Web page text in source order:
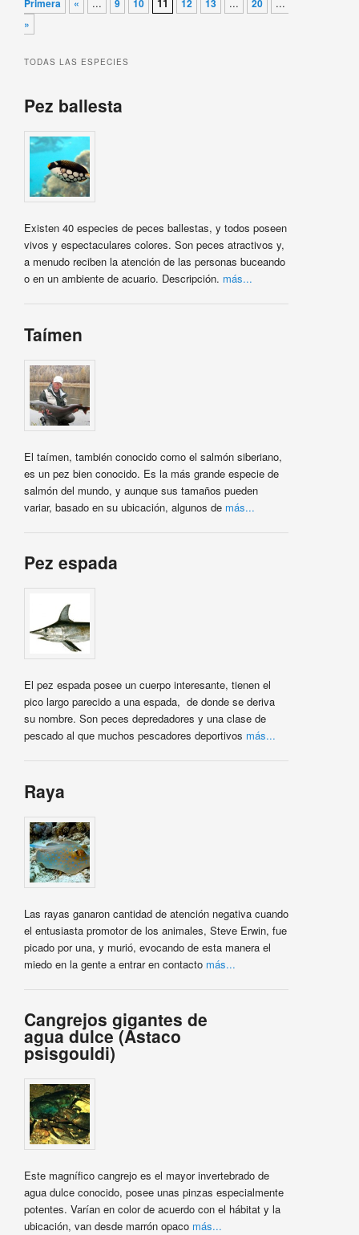
Primera
« 9 10 12 13 20
»
TODAS LAS ESPECIES
Pez ballesta
Existen 40 especies de peces ballestas, y todos poseen
vivos y espectaculares colores. Son peces atractivos y,
a menudo reciben la atención de las personas buceando
o en un ambiente de acuario. Descripción. más...
Taímen
El taímen, también conocido como el salmón siberiano,
es un pez bien conocido. Es la más grande especie de
salmón del mundo, y aunque sus tamaños pueden
variar, basado en su ubicación, algunos de más...
Pez espada
El pez espada posee un cuerpo interesante, tienen el
pico largo parecido a una espada, de donde se deriva
su nombre. Son peces depredadores y una clase de
pescado al que muchos pescadores deportivos más...
Raya
Las rayas ganaron cantidad de atención negativa cuando
el entusiasta promotor de los animales, Steve Erwin, fue
picado por una, y murió, evocando de esta manera el
miedo en la gente a entrar en contacto más...
Cangrejos gigantes de
agua dulce (Astaco
psisgouldi)
Este magnífico cangrejo es el mayor invertebrado de
agua dulce conocido, posee unas pinzas especialmente
potentes. Varían en color de acuerdo con el hábitat y la
ubicación, van desde marrón opaco más...